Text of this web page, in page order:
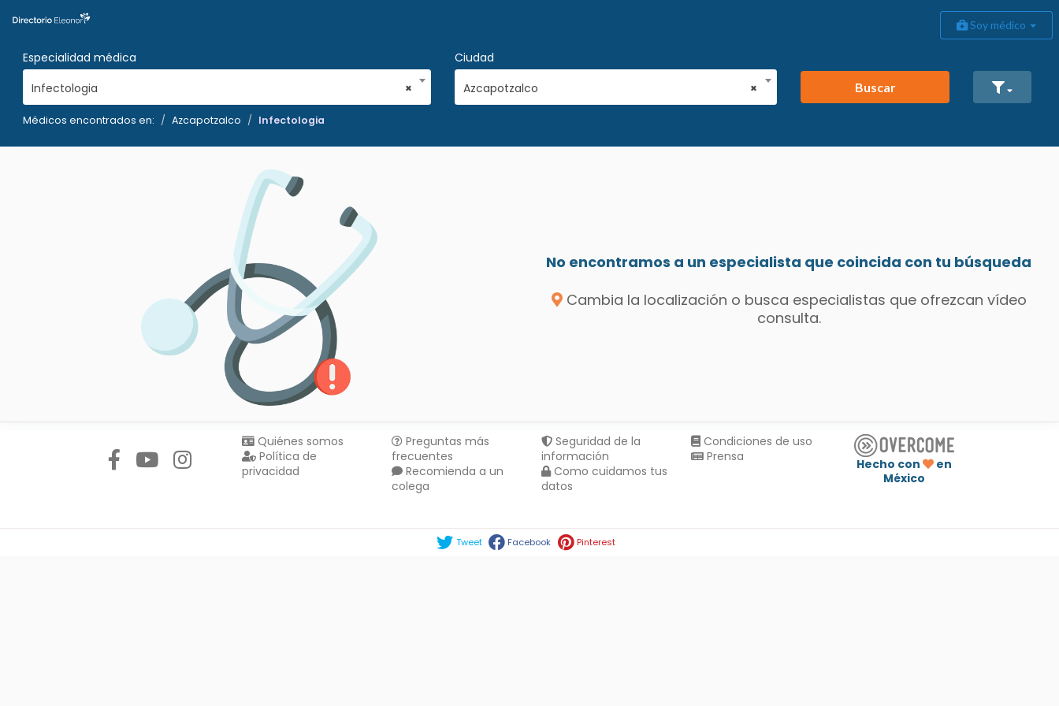
Soy médico
Especialidad médica
×
Infectologia
Ciudad
×
Azcapotzalco Buscar
Médicos encontrados en: Azcapotzalco Infectologia
No encontramos a un especialista que coincida con tu búsqueda
Cambia la localización o busca especialistas que ofrezcan vídeo
consulta.
Quiénes somos
Política de
privacidad
Preguntas más
frecuentes
Recomienda a un
colega
Seguridad de la
información
Como cuidamos tus
datos
Condiciones de uso
Prensa
Hecho con
en
México
Tweet Facebook Pinterest